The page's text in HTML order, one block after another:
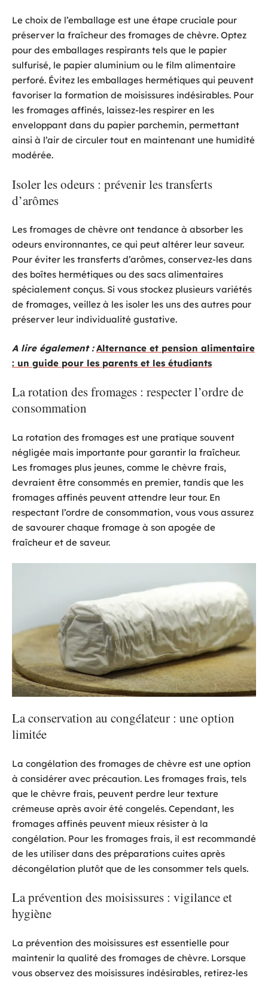
Le choix de l’emballage est une étape cruciale pour
préserver la fraîcheur des fromages de chèvre. Optez
pour des emballages respirants tels que le papier
sulfurisé, le papier aluminium ou le film alimentaire
perforé. Évitez les emballages hermétiques qui peuvent
favoriser la formation de moisissures indésirables. Pour
les fromages affinés, laissez-les respirer en les
enveloppant dans du papier parchemin, permettant
ainsi à l’air de circuler tout en maintenant une humidité
modérée.
Isoler les odeurs : prévenir les transferts
d’arômes
Les fromages de chèvre ont tendance à absorber les
odeurs environnantes, ce qui peut altérer leur saveur.
Pour éviter les transferts d’arômes, conservez-les dans
des boîtes hermétiques ou des sacs alimentaires
spécialement conçus. Si vous stockez plusieurs variétés
de fromages, veillez à les isoler les uns des autres pour
préserver leur individualité gustative.
A lire également : Alternance et pension alimentaire
: un guide pour les parents et les étudiants
La rotation des fromages : respecter l’ordre de
consommation
La rotation des fromages est une pratique souvent
négligée mais importante pour garantir la fraîcheur.
Les fromages plus jeunes, comme le chèvre frais,
devraient être consommés en premier, tandis que les
fromages affinés peuvent attendre leur tour. En
respectant l’ordre de consommation, vous vous assurez
de savourer chaque fromage à son apogée de
fraîcheur et de saveur.
La conservation au congélateur : une option
limitée
La congélation des fromages de chèvre est une option
à considérer avec précaution. Les fromages frais, tels
que le chèvre frais, peuvent perdre leur texture
crémeuse après avoir été congelés. Cependant, les
fromages affinés peuvent mieux résister à la
congélation. Pour les fromages frais, il est recommandé
de les utiliser dans des préparations cuites après
décongélation plutôt que de les consommer tels quels.
La prévention des moisissures : vigilance et
hygiène
La prévention des moisissures est essentielle pour
maintenir la qualité des fromages de chèvre. Lorsque
vous observez des moisissures indésirables, retirez-les